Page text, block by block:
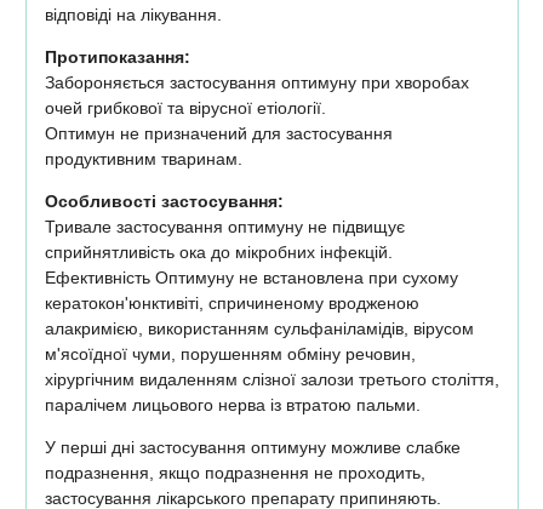
відповіді на лікування.
Протипоказання:
Забороняється застосування оптимуну при хворобах
очей грибкової та вірусної етіології.
Оптимун не призначений для застосування
продуктивним тваринам.
Особливості застосування:
Тривале застосування оптимуну не підвищує
сприйнятливість ока до мікробних інфекцій.
Ефективність Оптимуну не встановлена при сухому
кератокон'юнктивіті, спричиненому вродженою
алакримією, використанням сульфаніламідів, вірусом
м'ясоїдної чуми, порушенням обміну речовин,
хірургічним видаленням слізної залози третього століття,
паралічем лицьового нерва із втратою пальми.
У перші дні застосування оптимуну можливе слабке
подразнення, якщо подразнення не проходить,
застосування лікарського препарату припиняють.